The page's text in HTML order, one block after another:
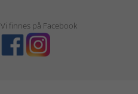
Vi finnes på Facebook